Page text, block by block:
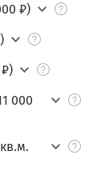
₽)
000